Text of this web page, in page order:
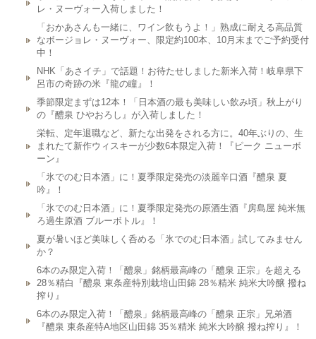
レ・ヌーヴォー入荷しました！
「おかあさんも一緒に、ワイン飲もうよ！」熟成に耐える高品質
なボージョレ・ヌーヴォー、限定約100本、10月末までご予約受付
中！
NHK「あさイチ」で話題！お待たせしました新米入荷！岐阜県下
呂市の奇跡の米『龍の瞳』！
季節限定まずは12本！「日本酒の最も美味しい飲み頃」秋上がり
の『醴泉 ひやおろし』が入荷しました！
栄転、定年退職など、新たな出発をされる方に。40年ぶりの、生
まれたて新作ウィスキーが少数6本限定入荷！『ピーク ニューボ
ーン』
「氷でのむ日本酒」に！夏季限定発売の淡麗辛口酒『醴泉 夏
吟』！
「氷でのむ日本酒」に！夏季限定発売の原酒生酒『房島屋 純米無
ろ過生原酒 ブルーボトル』！
夏が暑いほど美味しく呑める「氷でのむ日本酒」試してみません
か？
6本のみ限定入荷！「醴泉」銘柄最高峰の「醴泉 正宗」を超える
28％精白『醴泉 東条産特別栽培山田錦 28％精米 純米大吟醸 撥ね
搾り』
6本のみ限定入荷！「醴泉」銘柄最高峰の「醴泉 正宗」兄弟酒
『醴泉 東条産特A地区山田錦 35％精米 純米大吟醸 撥ね搾り』！